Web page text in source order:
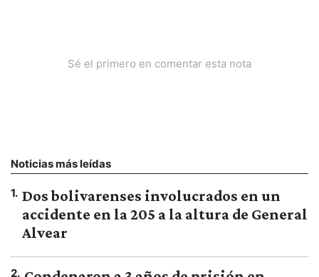
Sé el primero en comentar esta nota
Noticias más leídas
1. Dos bolivarenses involucrados en un
accidente en la 205 a la altura de General
Alvear
2.